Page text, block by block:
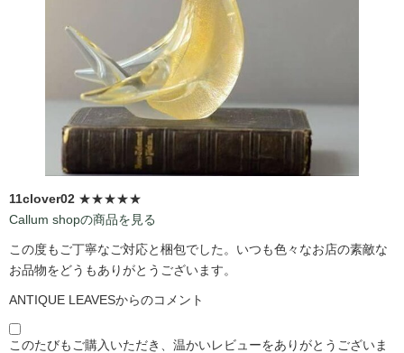
11clover02 ★★★★★
Callum shopの商品を見る
この度もご丁寧なご対応と梱包でした。いつも色々なお店の素敵な
お品物をどうもありがとうございます。
ANTIQUE LEAVESからのコメント
このたびもご購入いただき、温かいレビューをありがとうございま